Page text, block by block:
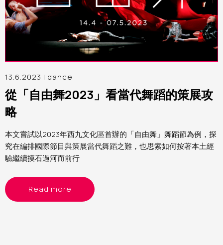
13.6.2023 | dance
從「自由舞2023」看當代舞蹈的策展攻
略
本文嘗試以2023年西九文化區首辦的「自由舞」舞蹈節為例，探
究在編排國際節目與策展當代舞蹈之難，也思索如何按著本土經
驗繼續摸石過河而前行
Read more